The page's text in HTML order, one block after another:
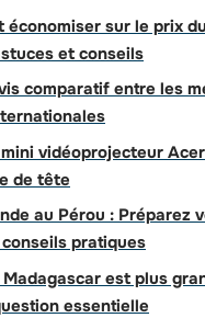
économiser sur le prix
et conseils
comparatif entre les
vidéoprojecteur
de tête
au Pérou : Préparez
pratiques
est plus
essentielle